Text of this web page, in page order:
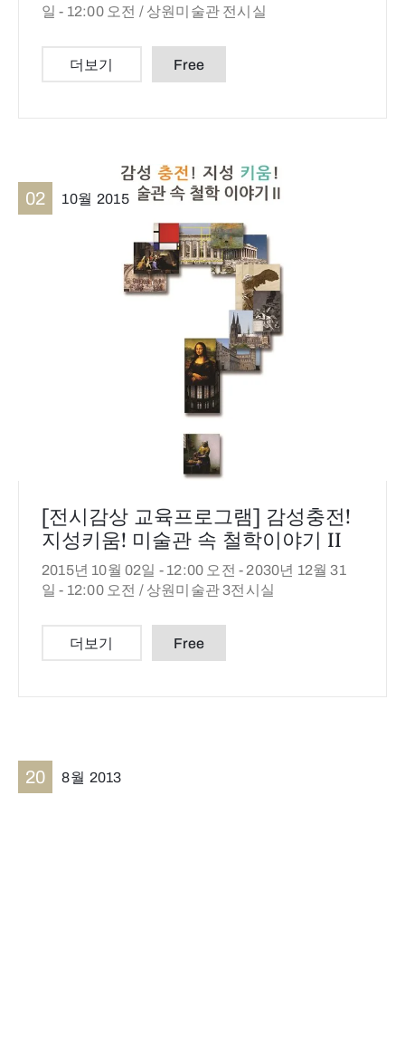
일 - 12:00 오전 / 상원미술관 전시실
더보기 Free
02 10월 2015
[전시감상 교육프로그램] 감성충전!
지성키움! 미술관 속 철학이야기 II
2015년 10월 02일 - 12:00 오전 - 2030년 12월 31
일 - 12:00 오전 / 상원미술관 3전시실
더보기 Free
20 8월 2013